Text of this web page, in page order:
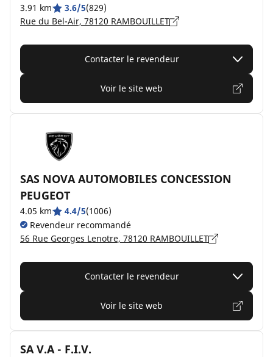
3.91 km 3.6/5(829)
Rue du Bel-Air, 78120 RAMBOUILLET
Contacter le revendeur
Voir le site web
SAS NOVA AUTOMOBILES CONCESSION
PEUGEOT
4.05 km 4.4/5(1006)
Revendeur recommandé
56 Rue Georges Lenotre, 78120 RAMBOUILLET
Contacter le revendeur
Voir le site web
SA V.A - F.I.V.